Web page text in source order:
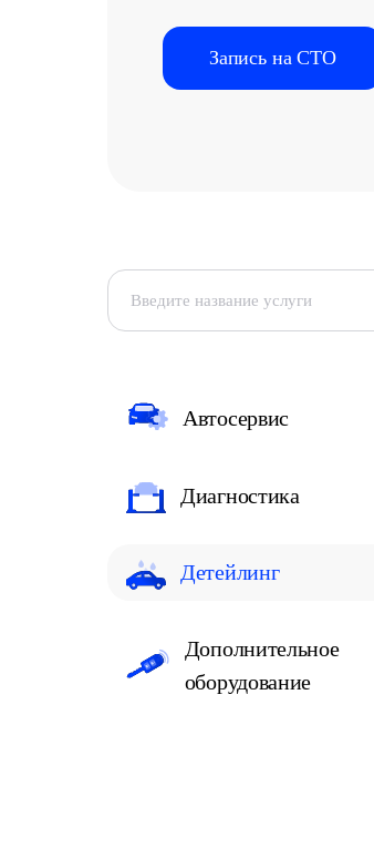
Запись на СТО
Автосервис
Диагностика
Детейлинг
Дополнительное
оборудование